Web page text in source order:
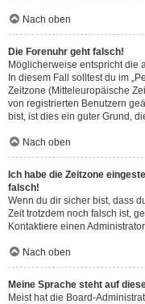
Nach oben
Die Forenuhr geht falsch!
Möglicherweise entspricht die
In diesem Fall solltest du im
Zeitzone (Mitteleuropäische
von registrierten Benutzern
bist, ist dies ein guter Grund,
Nach oben
Ich habe die Zeitzone
falsch!
Wenn du dir sicher bist, dass
Zeit trotzdem noch falsch ist,
Kontaktiere einen
Nach oben
Meine Sprache steht auf
Meist hat die Board-